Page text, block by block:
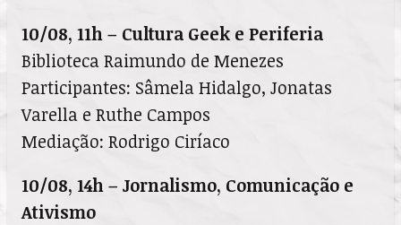
10/08, 11h – Cultura Geek e Periferia
Biblioteca Raimundo de Menezes
Participantes: Sâmela Hidalgo, Jonatas
Varella e Ruthe Campos
Mediação: Rodrigo Ciríaco
10/08, 14h – Jornalismo, Comunicação e
Ativismo